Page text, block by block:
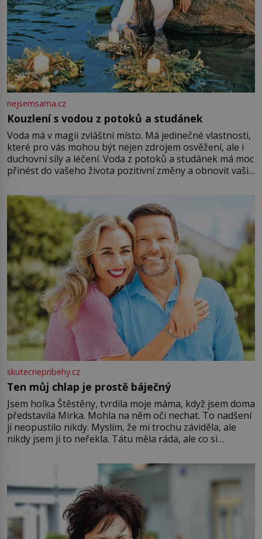
nejsemsama.cz
Kouzlení s vodou z potoků a studánek
Voda má v magii zvláštní místo. Má jedinečné vlastnosti,
které pro vás mohou být nejen zdrojem osvěžení, ale i
duchovní síly a léčení. Voda z potoků a studánek má moc
přinést do vašeho života pozitivní změny a obnovit vaši
můžete obohatit své rituály a přinést do svého života
větší harmonii a klid. Je důležité
skutecnepribehy.cz
Ten můj chlap je prostě báječný
Jsem holka Štěstěny, tvrdila moje máma, když jsem doma
představila Mirka. Mohla na něm oči nechat. To nadšení
ji neopustilo nikdy. Myslím, že mi trochu záviděla, ale
nikdy jsem jí to neřekla. Tátu měla ráda, ale co si
Jsme spolu moc rádi Tehdy byla jiná doba, když